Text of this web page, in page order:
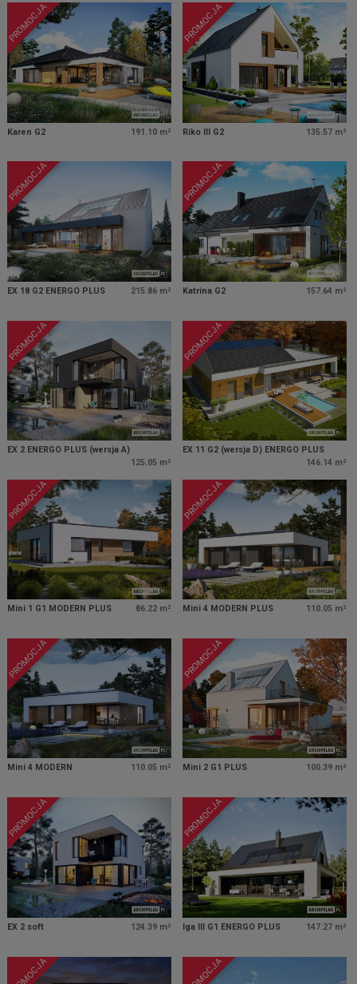
PROMOCJA
Karen G2 191.10 m²
PROMOCJA
Riko III G2 135.57 m²
PROMOCJA
EX 18 G2 ENERGO PLUS 215.86 m²
PROMOCJA
Katrina G2 157.64 m²
PROMOCJA
EX 2 ENERGO PLUS (wersja A)
125.05 m²
PROMOCJA
EX 11 G2 (wersja D) ENERGO PLUS
146.14 m²
PROMOCJA
Mini 1 G1 MODERN PLUS 86.22 m²
PROMOCJA
Mini 4 MODERN PLUS 110.05 m²
PROMOCJA
Mini 4 MODERN 110.05 m²
PROMOCJA
Mini 2 G1 PLUS 100.39 m²
PROMOCJA
EX 2 soft 124.39 m²
PROMOCJA
Iga III G1 ENERGO PLUS 147.27 m²